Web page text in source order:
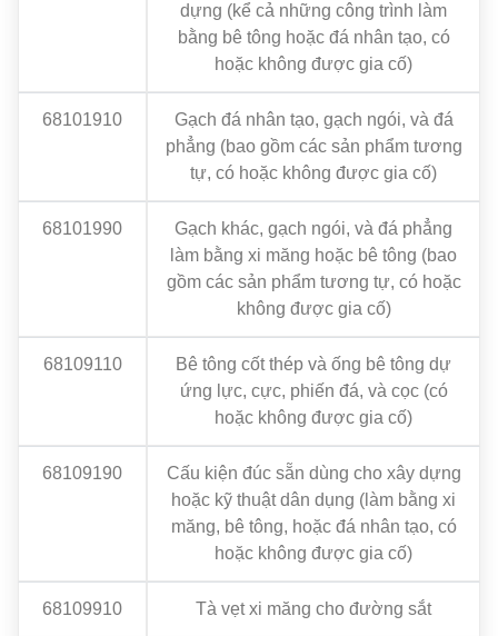
dựng (kể cả những công trình làm
bằng bê tông hoặc đá nhân tạo, có
hoặc không được gia cố)
68101910
Gạch đá nhân tạo, gạch ngói, và đá
phẳng (bao gồm các sản phẩm tương
tự, có hoặc không được gia cố)
68101990
Gạch khác, gạch ngói, và đá phẳng
làm bằng xi măng hoặc bê tông (bao
gồm các sản phẩm tương tự, có hoặc
không được gia cố)
68109110
Bê tông cốt thép và ống bê tông dự
ứng lực, cực, phiến đá, và cọc (có
hoặc không được gia cố)
68109190
Cấu kiện đúc sẵn dùng cho xây dựng
hoặc kỹ thuật dân dụng (làm bằng xi
măng, bê tông, hoặc đá nhân tạo, có
hoặc không được gia cố)
68109910 Tà vẹt xi măng cho đường sắt